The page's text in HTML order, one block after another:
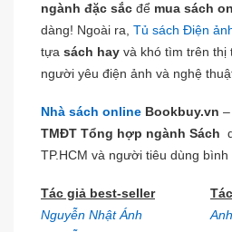
ngành đặc sắc để mua sách
dàng! Ngoài ra, Tủ sách Điện
tựa sách hay và khó tìm trên thị
người yêu điện ảnh và nghệ
Nhà sách online Bookbuy.vn –
TMĐT Tổng hợp ngành Sách
TP.HCM và người tiêu dùng bình
Tác giả best-seller
Nguyễn Nhật Ánh